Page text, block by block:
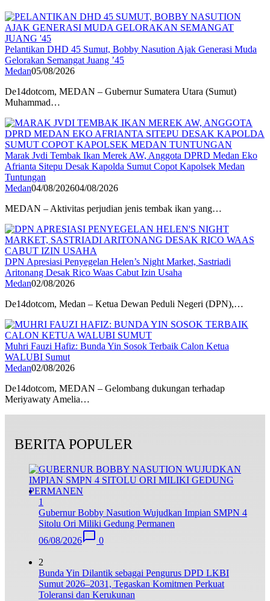
Pelantikan DHD 45 Sumut, Bobby Nasution Ajak Generasi Muda
Gelorakan Semangat Juang ’45
Medan05/08/2026
De14dotcom, MEDAN – Gubernur Sumatera Utara (Sumut)
Muhammad…
Marak Jvdi Tembak Ikan Merek AW, Anggota DPRD Medan Eko
Afrianta Sitepu Desak Kapolda Sumut Copot Kapolsek Medan
Tuntungan
Medan04/08/202604/08/2026
MEDAN – Aktivitas perjudian jenis tembak ikan yang…
DPN Apresiasi Penyegelan Helen’s Night Market, Sastriadi
Aritonang Desak Rico Waas Cabut Izin Usaha
Medan02/08/2026
De14dotcom, Medan – Ketua Dewan Peduli Negeri (DPN),…
Muhri Fauzi Hafiz: Bunda Yin Sosok Terbaik Calon Ketua
WALUBI Sumut
Medan02/08/2026
De14dotcom, MEDAN – Gelombang dukungan terhadap
Meriyawaty Amelia…
BERITA POPULER
1
Gubernur Bobby Nasution Wujudkan Impian SMPN 4
Sitolu Ori Miliki Gedung Permanen
06/08/2026
0
2
Bunda Yin Dilantik sebagai Pengurus DPD LKBI
Sumut 2026–2031, Tegaskan Komitmen Perkuat
Toleransi dan Kerukunan